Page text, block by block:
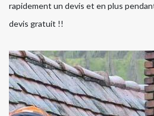
rapidement un devis et en plus
devis gratuit !!